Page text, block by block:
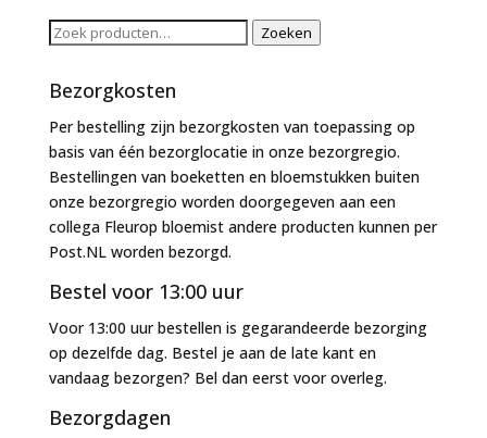
Zoeken
Zoeken
Bezorgkosten
Per bestelling zijn bezorgkosten van toepassing op
basis van één bezorglocatie in onze bezorgregio.
Bestellingen van boeketten en bloemstukken buiten
onze bezorgregio worden doorgegeven aan een
collega Fleurop bloemist andere producten kunnen per
Post.NL worden bezorgd.
Bestel voor 13:00 uur
Voor 13:00 uur bestellen is gegarandeerde bezorging
op dezelfde dag. Bestel je aan de late kant en
vandaag bezorgen? Bel dan eerst voor overleg.
Bezorgdagen